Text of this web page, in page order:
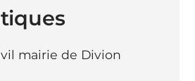
mairie de Divion